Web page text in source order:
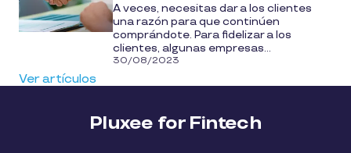
A veces, necesitas dar a los clientes
una razón para que continúen
comprándote. Para fidelizar a los
clientes, algunas empresas...
30/08/2023
Ver artículos
Pluxee for Fintech